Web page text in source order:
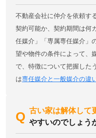
不動産会社に仲介を依頼す
契約可能か、契約期間は何
任媒介」「専属専任媒介」
望や物件の条件によって、
で、特徴について把握した
は専任媒介と一般媒介の違
古い家は解体して
やすいのでしょう